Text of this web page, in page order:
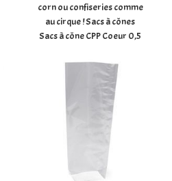
corn ou confiseries comme
au cirque ! Sacs à cônes
Sacs à cône CPP Coeur 0,5
Sac cône CPP 180 x 370 mm
d'une capacité de ½ livre.
Ces sacs à bonbons sont
imprimés ...